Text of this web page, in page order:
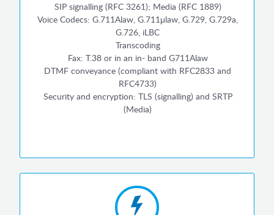
SIP signalling (RFC 3261); Media (RFC 1889)
Voice Codecs: G.711Alaw, G.711μlaw, G.729, G.729a,
G.726, iLBC
Transcoding
Fax: T.38 or in an in- band G711Alaw
DTMF conveyance (compliant with RFC2833 and
RFC4733)
Security and encryption: TLS (signalling) and SRTP
(Media)